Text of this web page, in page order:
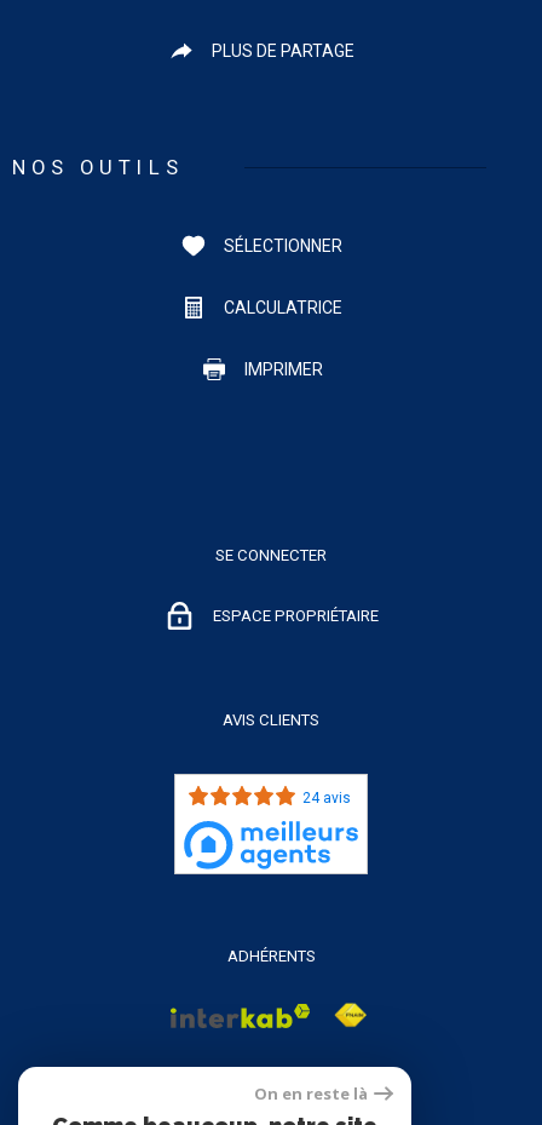
PLUS DE PARTAGE
NOS OUTILS
SÉLECTIONNER
CALCULATRICE
IMPRIMER
SE CONNECTER
ESPACE PROPRIÉTAIRE
AVIS CLIENTS
24 avis
ADHÉRENTS
On en reste là